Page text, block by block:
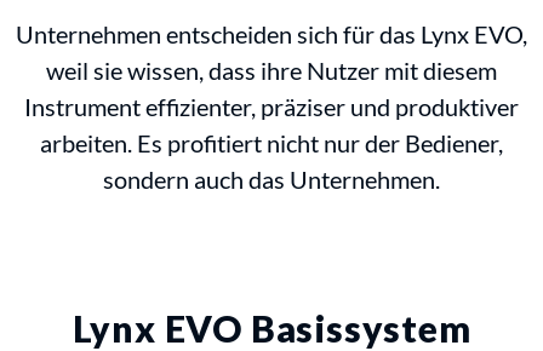
Unternehmen entscheiden sich für das Lynx EVO,
weil sie wissen, dass ihre Nutzer mit diesem
Instrument effizienter, präziser und produktiver
arbeiten. Es profitiert nicht nur der Bediener,
sondern auch das Unternehmen.
Lynx EVO Basissystem